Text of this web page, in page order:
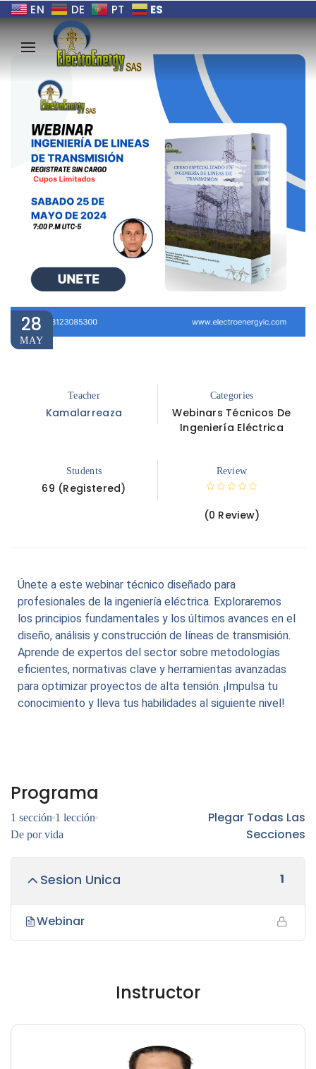
EN DE PT ES
28
MAY
Teacher
Kamalarreaza
Categories
Webinars Técnicos De
Ingeniería Eléctrica
Students
69 (Registered)
Review
(0 Review)
Únete a este webinar técnico diseñado para
profesionales de la ingeniería eléctrica. Exploraremos
los principios fundamentales y los últimos avances en el
diseño, análisis y construcción de líneas de transmisión.
Aprende de expertos del sector sobre metodologías
eficientes, normativas clave y herramientas avanzadas
para optimizar proyectos de alta tensión. ¡Impulsa tu
conocimiento y lleva tus habilidades al siguiente nivel!
Programa
1 sección 1 lección
De por vida
Plegar Todas Las
Secciones
Sesion Unica 1
Webinar
Instructor